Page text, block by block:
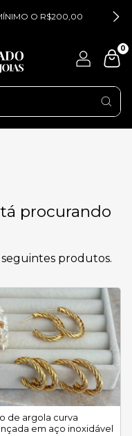
O R$200,00
0
procurando
seguintes produtos.
de argola curva
em aço inoxidável